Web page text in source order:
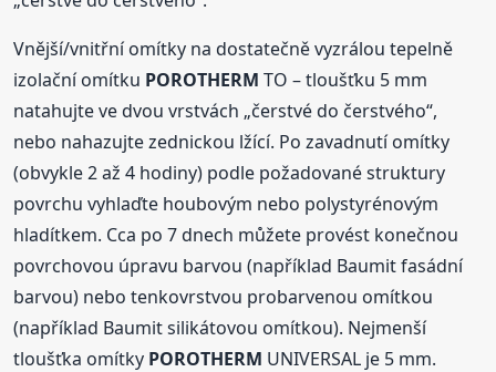
Vnější/vnitřní omítky na dostatečně vyzrálou tepelně
izolační omítku POROTHERM TO – tloušťku 5 mm
natahujte ve dvou vrstvách „čerstvé do čerstvého“,
nebo nahazujte zednickou lžící. Po zavadnutí omítky
(obvykle 2 až 4 hodiny) podle požadované struktury
povrchu vyhlaďte houbovým nebo polystyrénovým
hladítkem. Cca po 7 dnech můžete provést konečnou
povrchovou úpravu barvou (například Baumit fasádní
barvou) nebo tenkovrstvou probarvenou omítkou
(například Baumit silikátovou omítkou). Nejmenší
tloušťka omítky POROTHERM UNIVERSAL je 5 mm.